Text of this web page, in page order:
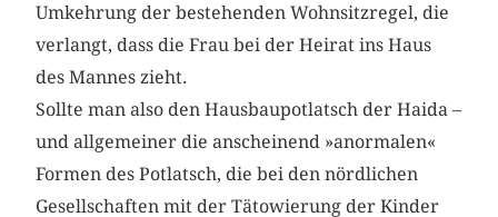
Umkehrung der bestehenden Wohnsitzregel, die
verlangt, dass die Frau bei der Heirat ins Haus
des Mannes zieht.
Sollte man also den Hausbaupotlatsch der Haida –
und allgemeiner die anscheinend »anormalen«
Formen des Potlatsch, die bei den nördlichen
Gesellschaften mit der Tätowierung der Kinder